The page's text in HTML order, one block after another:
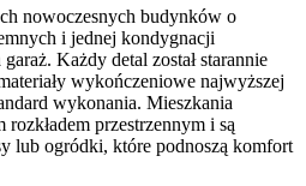
nowoczesnych budynków o
i jednej kondygnacji
Każdy detal został starannie
wykończeniowe najwyższej
wykonania. Mieszkania
przestrzennym i są
lub ogródki, które podnoszą komfort